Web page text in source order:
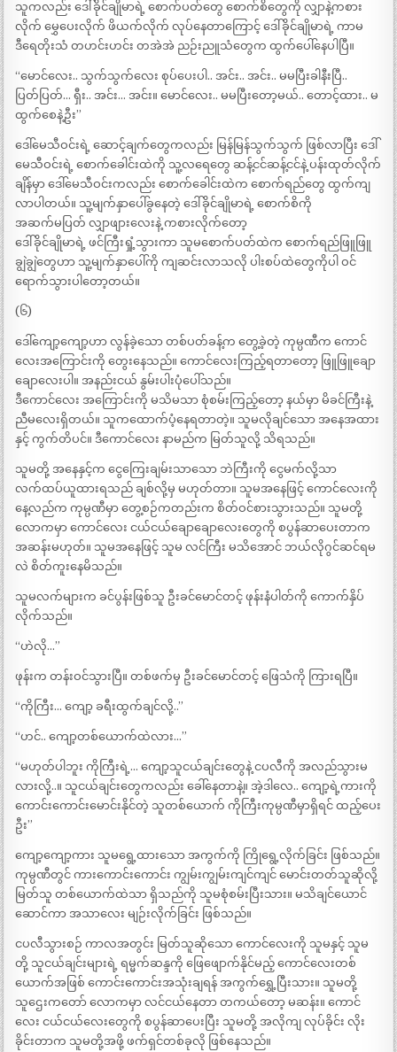
သူကလည်း ဒေါ်ခိုင်ချိုမာရဲ့ စောက်ပတ်တွေ စောက်စိတွေကို လျှာနဲ့ကစား
လိုက် မွှေပေးလိုက် ဖိယက်လိုက် လုပ်နေတာကြောင့် ဒေါ်ခိုင်ချိုမာရဲ့ ကာမ
ဒီရေတိုးသံ တဟင်းဟင်း တအဲအဲ ညဉ်းညူသံတွေက ထွက်ပေါ်နေပါပြီ။
“မောင်လေး.. သွက်သွက်လေး စုပ်ပေးပါ.. အင်း.. အင်း.. မမပြီးခါနီးပြီ..
ပြတ်ပြတ်… ရှီး.. အင်း… အင်း။ မောင်လေး.. မမပြီးတော့မယ်.. တောင့်ထား.. မ
ထွက်စေနဲ့ဦး”
ဒေါ်မေသီဝင်းရဲ့ ဆောင့်ချက်တွေကလည်း မြန်မြန်သွက်သွက် ဖြစ်လာပြီး ဒေါ်
မေသီဝင်းရဲ့ စောက်ခေါင်းထဲကို သူ့လရေတွေ ဆန့်ငင်ဆန့်ငင်နဲ့ ပန်းထုတ်လိုက်
ချိန်မှာ ဒေါ်မေသီဝင်းကလည်း စောက်ခေါင်းထဲက စောက်ရည်တွေ ထွက်ကျ
လာပါတယ်။ သူ့မျက်နှာပေါ်ခွနေတဲ့ ဒေါ်ခိုင်ချိုမာရဲ့ စောက်စိကို
အဆက်မပြတ် လျှာဖျားလေးနဲ့ ကစားလိုက်တော့
ဒေါ်ခိုင်ချိုမာရဲ့ ဖင်ကြီးရှုံ့သွားကာ သူမစောက်ပတ်ထဲက စောက်ရည်ဖြူဖြူ
ချွဲချွဲတွေဟာ သူ့မျက်နှာပေါ်ကို ကျဆင်းလာသလို ပါးစပ်ထဲတွေကိုပါ ဝင်
ရောက်သွားပါတော့တယ်။
(၆)
ဒေါ်ကျော့ကျော့ဟာ လွန်ခဲ့သော တစ်ပတ်ခန့်က တွေ့ခဲ့တဲ့ ကုမ္ပဏီက ကောင်
လေးအကြောင်းကို တွေးနေသည်။ ကောင်လေးကြည့်ရတာတော့ ဖြူဖြူချော
ချောလေးပါ။ အနည်းငယ် နွမ်းပါးပုံပေါ်သည်။
ဒီကောင်လေး အကြောင်းကို မသိမသာ စုံစမ်းကြည့်တော့ နယ်မှာ မိခင်ကြီးနဲ့
ညီမလေးရှိတယ်။ သူကထောက်ပံ့နေရတာတဲ့။ သူမလိုချင်သော အနေအထား
နှင့် ကွက်တိပင်။ ဒီကောင်လေး နာမည်က မြတ်သူလို့ သိရသည်။
သူမတို့ အနေနှင့်က ငွေကြေးချမ်းသာသော ဘဲကြီးကို ငွေမက်လို့သာ
လက်ထပ်ယူထားရသည် ချစ်လို့မှ မဟုတ်တာ။ သူမအနေဖြင့် ကောင်လေးကို
နေ့လည်က ကုမ္ပဏီမှာ တွေ့စဉ်ကတည်းက စိတ်ဝင်စားသွားသည်။ သူမတို့
လောကမှာ ကောင်လေး ငယ်ငယ်ချောချောလေးတွေကို စပွန်ဆာပေးတာက
အဆန်းမဟုတ်။ သူမအနေဖြင့် သူမ လင်ကြီး မသိအောင် ဘယ်လိုဂွင်ဆင်ရမ
လဲ စိတ်ကူးနေမိသည်။
သူမလက်များက ခင်ပွန်းဖြစ်သူ ဦးခင်မောင်တင့် ဖုန်းနံပါတ်ကို ကောက်နှိပ်
လိုက်သည်။
“ဟဲလို…”
ဖုန်းက တန်းဝင်သွားပြီ။ တစ်ဖက်မှ ဦးခင်မောင်တင့် ဖြေသံကို ကြားရပြီ။
“ကိုကြီး… ကျော့ ခရီးထွက်ချင်လို့..”
“ဟင်.. ကျော့တစ်ယောက်ထဲလား…”
“မဟုတ်ပါဘူး ကိုကြီးရဲ့… ကျော့သူငယ်ချင်းတွေနဲ့ ငပလီကို အလည်သွားမ
လားလို့..။ သူငယ်ချင်းတွေကလည်း ခေါ်နေတာနဲ့။ အဲ့ဒါလေ.. ကျော့ရဲ့ကားကို
ကောင်းကောင်းမောင်းနိုင်တဲ့ သူတစ်ယောက် ကိုကြီးကုမ္ပဏီမှာရှိရင် ထည့်ပေး
ဦး”
ကျော့ကျော့ကား သူမရွေ့ထားသော အကွက်ကို ကြိုရွေ့လိုက်ခြင်း ဖြစ်သည်။
ကုမ္ပဏီတွင် ကားကောင်းကောင်း ကျွမ်းကျွမ်းကျင်ကျင် မောင်းတတ်သူဆိုလို့
မြတ်သူ တစ်ယောက်ထဲသာ ရှိသည်ကို သူမစုံစမ်းပြီးသား။ မသိချင်ယောင်
ဆောင်ကာ အသာလေး မျဉ်းလိုက်ခြင်း ဖြစ်သည်။
ငပလီသွားစဉ် ကာလအတွင်း မြတ်သူဆိုသော ကောင်လေးကို သူမနှင့် သူမ
တို့ သူငယ်ချင်းများရဲ့ ရမ္မက်ဆန္ဒကို ဖြေဖျောက်နိုင်မည့် ကောင်လေးတစ်
ယောက်အဖြစ် ကောင်းကောင်းအသုံးချရန် အကွက်ရွှေ့ပြီးသား။ သူမတို့
သူဌေးကတော် လောကမှာ လင်ငယ်နေတာ တကယ်တော့ မဆန်း။ ကောင်
လေး ငယ်ငယ်လေးတွေကို စပွန်ဆာပေးပြီး သူမတို့ အလိုကျ လုပ်ခိုင်း လိုး
ခိုင်းတာက သူမတို့အဖို့ ဖက်ရှင်တစ်ခုလို ဖြစ်နေသည်။